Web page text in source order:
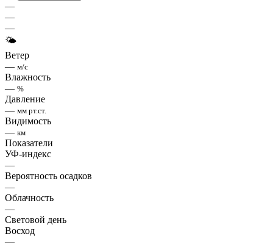
—
—
—
🌤
Ветер
— м/с
Влажность
— %
Давление
— мм рт.ст.
Видимость
— км
Показатели
УФ-индекс
—
Вероятность осадков
—
Облачность
—
Световой день
Восход
—